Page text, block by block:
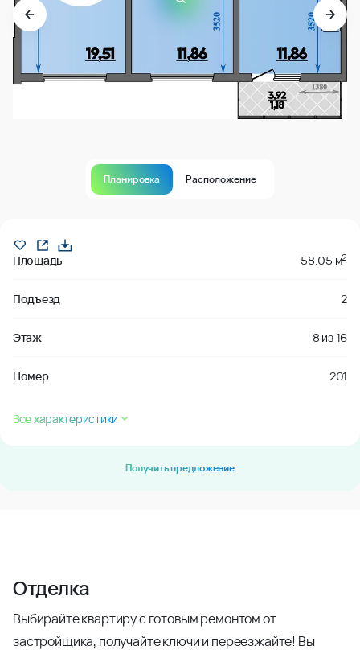
Планировка Расположение
Площадь 58.05 м2
Подъезд 2
Этаж 8 из16
Номер 201
Все характеристики
Получить предложение
Отделка
Выбирайте квартиру с готовым ремонтом от
застройщика, получайте ключи и переезжайте! Вы